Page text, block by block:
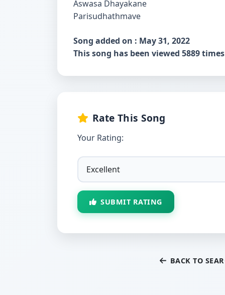
Aswasa Dhayakane
Parisudhathmave
Song added on : May 31, 2022
This song has been viewed 5889
Rate This Song
Your Rating:
SUBMIT RATING
BACK TO